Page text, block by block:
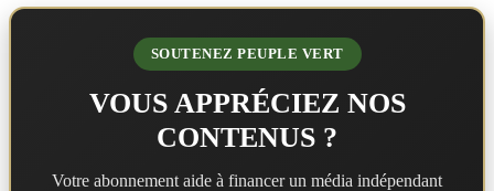
SOUTENEZ PEUPLE VERT
VOUS APPRÉCIEZ NOS
CONTENUS ?
Votre abonnement aide à financer un média indépendant